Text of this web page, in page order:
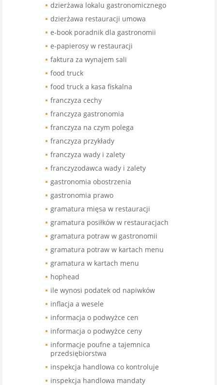
dzierżawa lokalu gastronomicznego
dzierżawa restauracji umowa
e-book poradnik dla gastronomii
e-papierosy w restauracji
faktura za wynajem sali
food truck
food truck a kasa fiskalna
franczyza cechy
franczyza gastronomia
franczyza na czym polega
franczyza przykłady
franczyza wady i zalety
franczyzodawca wady i zalety
gastronomia obostrzenia
gastronomia prawo
gramatura mięsa w restauracji
gramatura posiłków w restauracjach
gramatura potraw w gastronomii
gramatura potraw w kartach menu
gramatura w kartach menu
hophead
ile wynosi podatek od napiwków
inflacja a wesele
informacja o podwyżce cen
informacja o podwyżce ceny
informacje poufne a tajemnica
przedsiębiorstwa
inspekcja handlowa co kontroluje
inspekcja handlowa mandaty